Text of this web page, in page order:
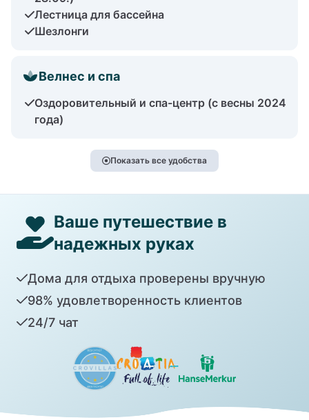
Лестница для бассейна
Шезлонги
Велнес и спа
Оздоровительный и спа-центр (с весны 2024
года)
Показать все удобства
Ваше путешествие в
надежных руках
Дома для отдыха проверены вручную
98% удовлетворенность клиентов
24/7 чат